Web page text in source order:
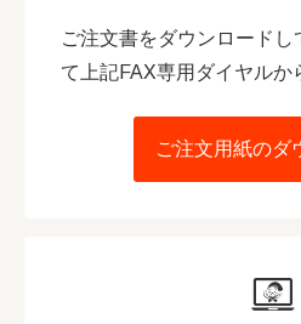
ご注文書をダウンロードし
て上記FAX専用ダイヤルか
ご注文用紙のダ